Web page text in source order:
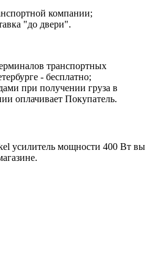
компании;
"до двери".
транспортных
- бесплатно;
при получении груза в
оплачивает Покупатель.
усилитель мощности 400 Вт вы